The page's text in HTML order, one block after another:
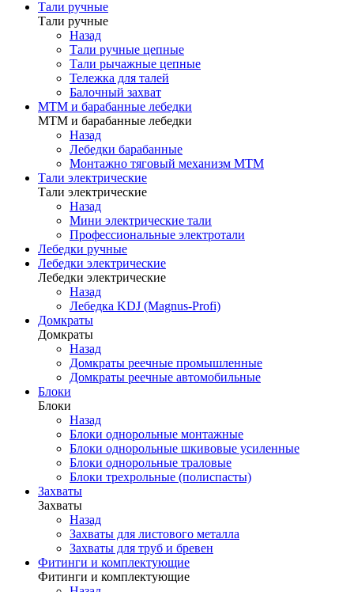
Тали ручные
Тали ручные
Назад
Тали ручные цепные
Тали рычажные цепные
Тележка для талей
Балочный захват
МТМ и барабанные лебедки
МТМ и барабанные лебедки
Назад
Лебедки барабанные
Монтажно тяговый механизм МТМ
Тали электрические
Тали электрические
Назад
Мини электрические тали
Профессиональные электротали
Лебедки ручные
Лебедки электрические
Лебедки электрические
Назад
Лебедка KDJ (Magnus-Profi)
Домкраты
Домкраты
Назад
Домкраты реечные промышленные
Домкраты реечные автомобильные
Блоки
Блоки
Назад
Блоки однорольные монтажные
Блоки однорольные шкивовые усиленные
Блоки однорольные траловые
Блоки трехрольные (полиспасты)
Захваты
Захваты
Назад
Захваты для листового металла
Захваты для труб и бревен
Фитинги и комплектующие
Фитинги и комплектующие